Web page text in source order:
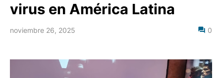
virus en América Latina
noviembre 26, 2025 0